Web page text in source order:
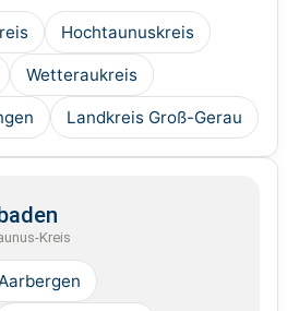
Hochtaunuskreis
Wetteraukreis
Landkreis Groß-Gerau
Kreis